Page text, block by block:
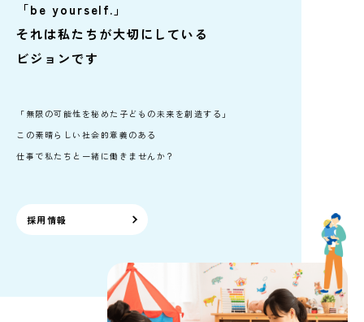
「be yourself.」
それは私たちが大切にしている
ビジョンです
「無限の可能性を秘めた子どもの未来を創造する」
この素晴らしい社会的意義のある
仕事で私たちと一緒に働きませんか？
採用情報